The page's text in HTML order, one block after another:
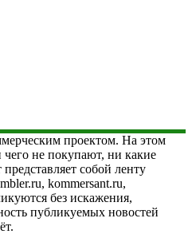
проектом. На этом
не покупают, ни какие
собой ленту
kommersant.ru,
без искажения,
публикуемых новостей